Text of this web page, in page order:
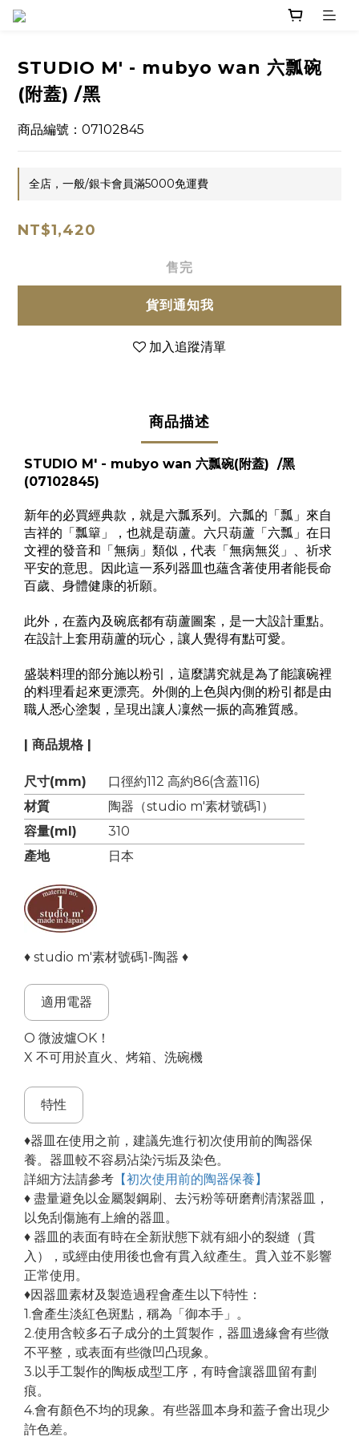
STUDIO M' - mubyo wan 六瓢碗
(附蓋) /黑
商品編號：07102845
全店，一般/銀卡會員滿5000免運費
NT$1,420
售完
貨到通知我
加入追蹤清單
商品描述
STUDIO M' - mubyo wan 六瓢碗(附蓋) /黑
(07102845)
新年的必買經典款，就是六瓢系列。六瓢的「瓢」來自
吉祥的「瓢簞」，也就是葫蘆。六只葫蘆「六瓢」在日
文裡的發音和「無病」類似，代表「無病無災」、祈求
平安的意思。因此這一系列器皿也蘊含著使用者能長命
百歲、身體健康的祈願。
此外，在蓋內及碗底都有葫蘆圖案，是一大設計重點。
在設計上套用葫蘆的玩心，讓人覺得有點可愛。
盛裝料理的部分施以粉引，這麼講究就是為了能讓碗裡
的料理看起來更漂亮。外側的上色與內側的粉引都是由
職人悉心塗製，呈現出讓人凜然一振的高雅質感。
| 商品規格 |
尺寸(mm)
口徑約112 高約86(含蓋116)
材質
陶器（studio m'素材號碼1）
容量(ml)
310
產地
日本
♦ studio m'素材號碼1-陶器 ♦
適用電器
O 微波爐OK！
X 不可用於直火、烤箱、洗碗機
特性
♦器皿在使用之前，建議先進行初次使用前的陶器保
養。器皿較不容易沾染污垢及染色。
詳細方法請參考 【初次使用前的陶器保養】
♦ 盡量避免以金屬製鋼刷、去污粉等研磨劑清潔器皿，
以免刮傷施有上繪的器皿。
♦ 器皿的表面有時在全新狀態下就有細小的裂縫（貫
入），或經由使用後也會有貫入紋產生。貫入並不影響
正常使用。
♦因器皿素材及製造過程會產生以下特性：
1.會產生淡紅色斑點，稱為「御本手」。
2.使用含較多石子成分的土質製作，器皿邊緣會有些微
不平整，或表面有些微凹凸現象。
3.以手工製作的陶板成型工序，有時會讓器皿留有劃
痕。
4.會有顏色不均的現象。有些器皿本身和蓋子會出現少
許色差。